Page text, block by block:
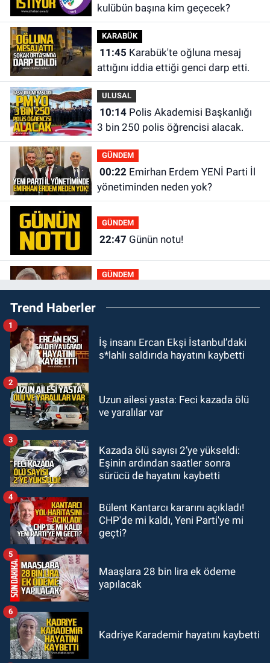
kulübün başına kim geçecek?
KARABÜK
11:45
attığını iddia ettiği genci darp etti.
ULUSAL
10:14Polis Akademisi Başkanlığı
3 bin 250 polis öğrencisi alacak.
GÜNDEM
00:22Emirhan Erdem YENİ Parti İl
yönetiminden neden yok?
GÜNDEM
22:47 Günün notu!
GÜNDEM
22:01Gülden Tanyeri hayatını
kaybetti
21:22Savaş Çiloğlu ve yönetimi
Başkan Köksal Tunçtürk’ü kutladı
21:05Öğretmenlere Milli Eğitim
GÜNDEM
19:34
hazırlık maçı oynayacak... İşte
Trend Haberler
İş insanı Ercan Ekşi İstanbul’daki
s*lahlı saldırıda hayatını kaybetti
1
Uzun ailesi yasta: Feci kazada ölü
ve yaralılar var
2
Kazada ölü sayısı 2’ye yükseldi:
Eşinin ardından saatler sonra
sürücü de hayatını kaybetti
3
Bülent Kantarcı kararını açıkladı!
CHP'de mi kaldı, Yeni Parti'ye mi
geçti?
4
Maaşlara 28 bin lira ek ödeme
yapılacak
5
Kadriye Karademir hayatını kaybetti
6